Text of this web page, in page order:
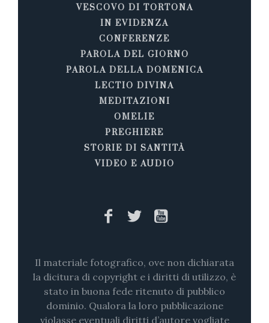
VESCOVO DI TORTONA
IN EVIDENZA
CONFERENZE
PAROLA DEL GIORNO
PAROLA DELLA DOMENICA
LECTIO DIVINA
MEDITAZIONI
OMELIE
PREGHIERE
STORIE DI SANTITÀ
VIDEO E AUDIO
Il materiale fotografico, ove non dichiarata
la dicitura di copyright e i diritti di utilizzo, è
stato in buona fede ritenuto di pubblico
dominio. Qualora la loro pubblicazione
violasse eventuali diritti d’autore vogliate